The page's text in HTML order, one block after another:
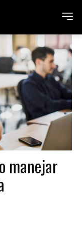
manejar